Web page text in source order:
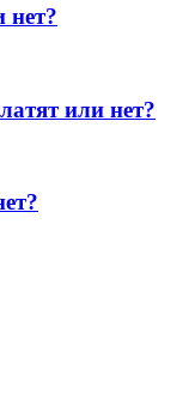
нет?
или нет?